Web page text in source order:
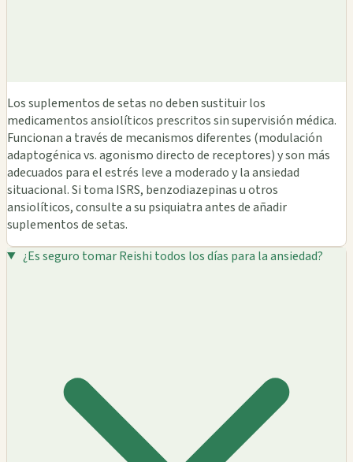
Los suplementos de setas no deben sustituir los
medicamentos ansiolíticos prescritos sin supervisión médica.
Funcionan a través de mecanismos diferentes (modulación
adaptogénica vs. agonismo directo de receptores) y son más
adecuados para el estrés leve a moderado y la ansiedad
situacional. Si toma ISRS, benzodiazepinas u otros
ansiolíticos, consulte a su psiquiatra antes de añadir
suplementos de setas.
¿Es seguro tomar Reishi todos los días para la ansiedad?